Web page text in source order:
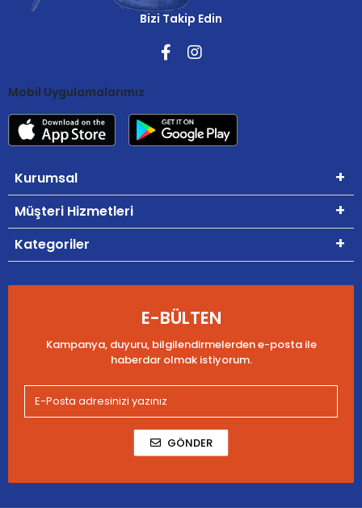
Bizi Takip Edin
Mobil Uygulamalarımız
Kurumsal
Müşteri Hizmetleri
Kategoriler
E-BÜLTEN
Kampanya, duyuru, bilgilendirmelerden e-posta ile
haberdar olmak istiyorum.
GÖNDER